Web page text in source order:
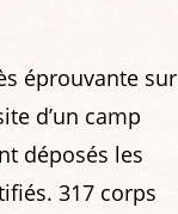
éprouvante sur
d’un camp
déposés les
317 corps